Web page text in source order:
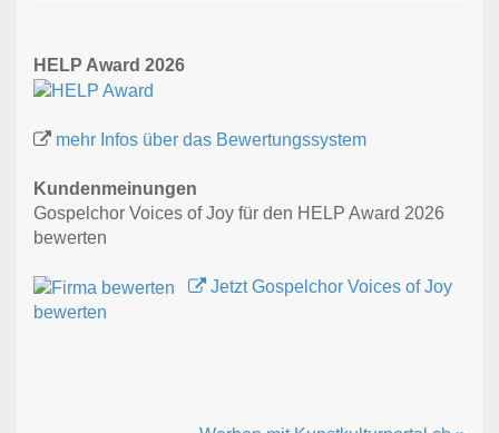
HELP Award 2026
mehr Infos über das Bewertungssystem
Kundenmeinungen
Gospelchor Voices of Joy für den HELP Award 2026
bewerten
Jetzt Gospelchor Voices of Joy
bewerten